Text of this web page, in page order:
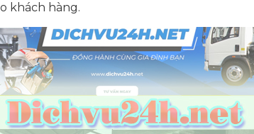
khách hàng.